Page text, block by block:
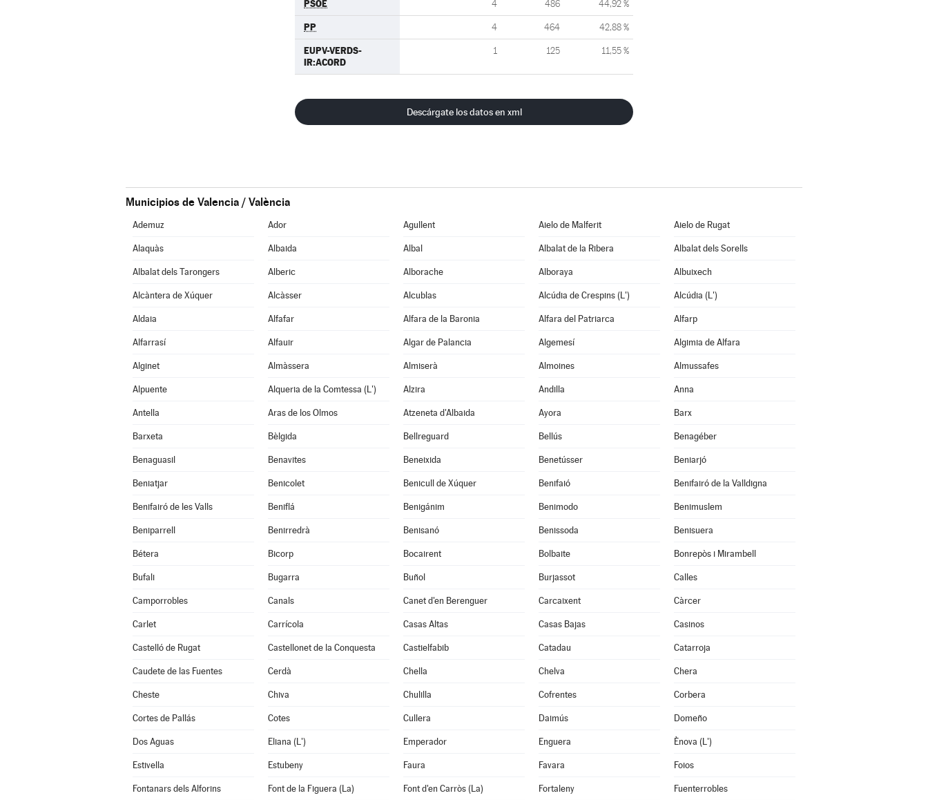
PSOE 4 486 44,92 %
PP 4 464 42,88 %
EUPV-VERDS-
IR:ACORD
1 125 11,55 %
Descárgate los datos en xml
Municipios de Valencia / València
Ademuz Ador Agullent Aielo de Malferit Aielo de Rugat
Alaquàs Albaida Albal Albalat de la Ribera Albalat dels Sorells
Albalat dels Tarongers Alberic Alborache Alboraya Albuixech
Alcàntera de Xúquer Alcàsser Alcublas Alcúdia de Crespins (L') Alcúdia (L')
Aldaia Alfafar Alfara de la Baronia Alfara del Patriarca Alfarp
Alfarrasí Alfauir Algar de Palancia Algemesí Algimia de Alfara
Alginet Almàssera Almiserà Almoines Almussafes
Alpuente Alqueria de la Comtessa (L') Alzira Andilla Anna
Antella Aras de los Olmos Atzeneta d'Albaida Ayora Barx
Barxeta Bèlgida Bellreguard Bellús Benagéber
Benaguasil Benavites Beneixida Benetússer Beniarjó
Beniatjar Benicolet Benicull de Xúquer Benifaió Benifairó de la Valldigna
Benifairó de les Valls Beniflá Benigánim Benimodo Benimuslem
Beniparrell Benirredrà Benisanó Benissoda Benisuera
Bétera Bicorp Bocairent Bolbaite Bonrepòs i Mirambell
Bufali Bugarra Buñol Burjassot Calles
Camporrobles Canals Canet d'en Berenguer Carcaixent Càrcer
Carlet Carrícola Casas Altas Casas Bajas Casinos
Castelló de Rugat Castellonet de la Conquesta Castielfabib Catadau Catarroja
Caudete de las Fuentes Cerdà Chella Chelva Chera
Cheste Chiva Chulilla Cofrentes Corbera
Cortes de Pallás Cotes Cullera Daimús Domeño
Dos Aguas Eliana (L') Emperador Enguera Ènova (L')
Estivella Estubeny Faura Favara Foios
Fontanars dels Alforins Font de la Figuera (La) Font d'en Carròs (La) Fortaleny Fuenterrobles